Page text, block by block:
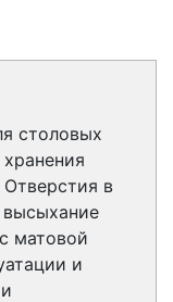
столовых
в
высыхание
матовой
и